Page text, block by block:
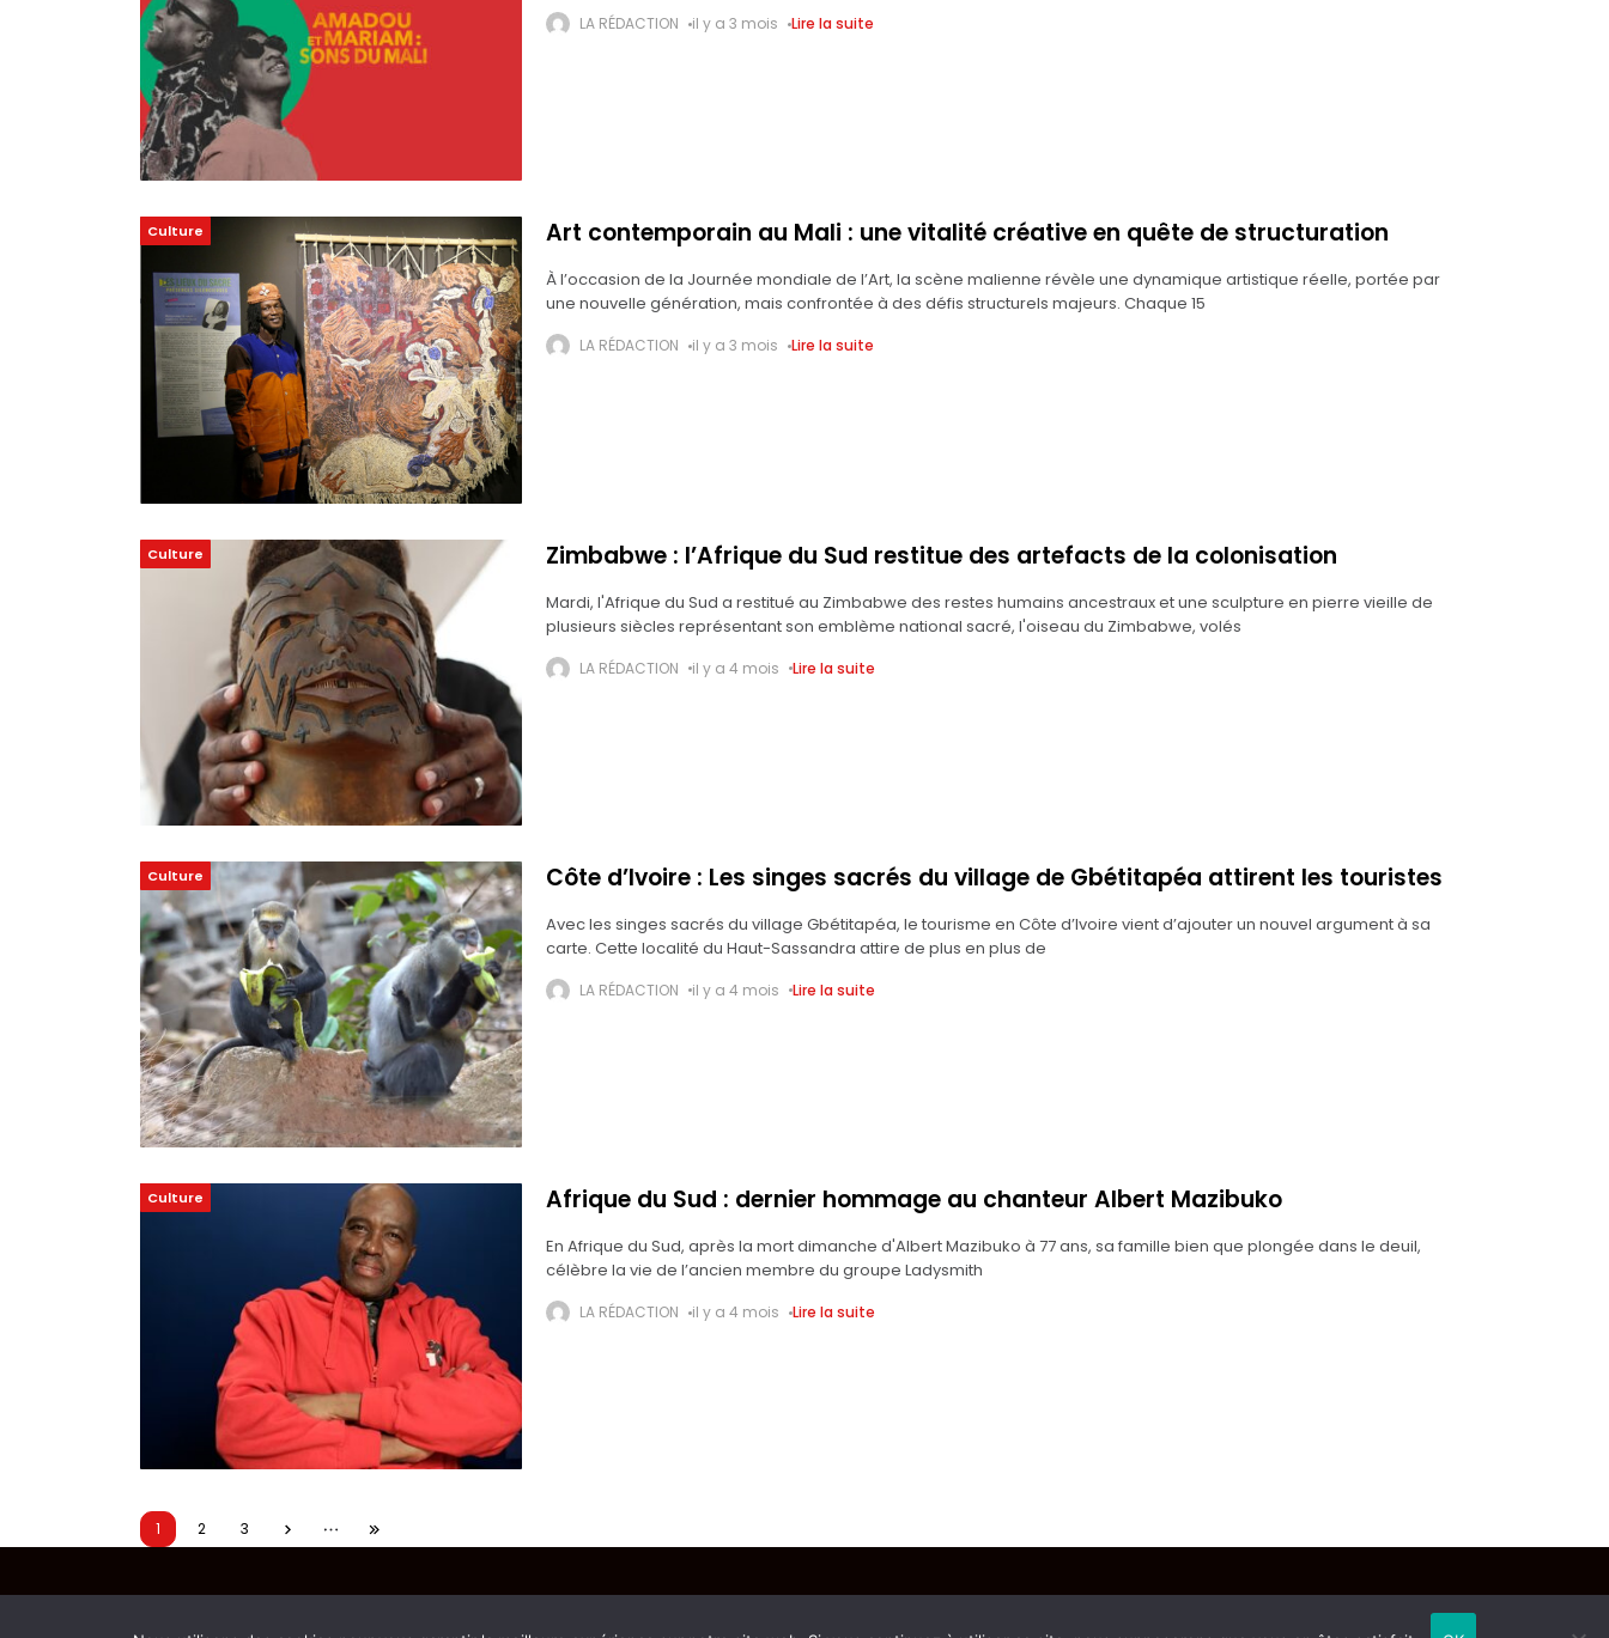
LA RÉDACTION il y a 3 mois Lire la suite
Culture Art contemporain au Mali : une vitalité créative en quête de structuration
À l’occasion de la Journée mondiale de l’Art, la scène malienne révèle une dynamique artistique réelle, portée par
une nouvelle génération, mais confrontée à des défis structurels majeurs. Chaque 15
LA RÉDACTION il y a 3 mois Lire la suite
Culture Zimbabwe : l’Afrique du Sud restitue des artefacts de la colonisation
Mardi, l'Afrique du Sud a restitué au Zimbabwe des restes humains ancestraux et une sculpture en pierre vieille de
plusieurs siècles représentant son emblème national sacré, l'oiseau du Zimbabwe, volés
LA RÉDACTION il y a 4 mois Lire la suite
Culture Côte d’Ivoire : Les singes sacrés du village de Gbétitapéa attirent les touristes
Avec les singes sacrés du village Gbétitapéa, le tourisme en Côte d’Ivoire vient d’ajouter un nouvel argument à sa
carte. Cette localité du Haut-Sassandra attire de plus en plus de
LA RÉDACTION il y a 4 mois Lire la suite
Culture Afrique du Sud : dernier hommage au chanteur Albert Mazibuko
En Afrique du Sud, après la mort dimanche d'Albert Mazibuko à 77 ans, sa famille bien que plongée dans le deuil,
célèbre la vie de l’ancien membre du groupe Ladysmith
LA RÉDACTION il y a 4 mois Lire la suite
1 2 3